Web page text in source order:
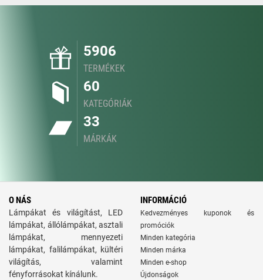
5906
TERMÉKEK
60
KATEGÓRIÁK
33
MÁRKÁK
O NÁS
Lámpákat és világítást, LED
lámpákat, állólámpákat, asztali
lámpákat, mennyezeti
lámpákat, falilámpákat, kültéri
világítás, valamint
fényforrásokat kínálunk.
INFORMÁCIÓ
Kedvezményes kuponok és
promóciók
Minden kategória
Minden márka
Minden e-shop
Újdonságok